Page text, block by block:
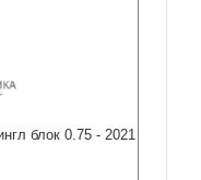
блок 0.75 - 2021